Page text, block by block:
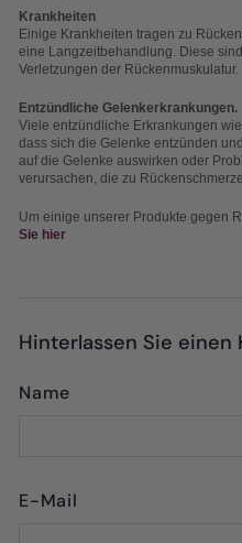
Krankheiten
Einige Krankheiten tragen zu
eine Langzeitbehandlung. Diese
Verletzungen der Rückenmuskulatur.
Entzündliche Gelenkerkrankungen.
Viele entzündliche Erkrankungen
dass sich die Gelenke entzünden
auf die Gelenke auswirken oder
verursachen, die zu
Um einige unserer Produkte gegen
Sie hier
Hinterlassen Sie einen
Name
E-Mail